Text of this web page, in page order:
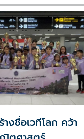
งชื่อเวทีโลก คว้า